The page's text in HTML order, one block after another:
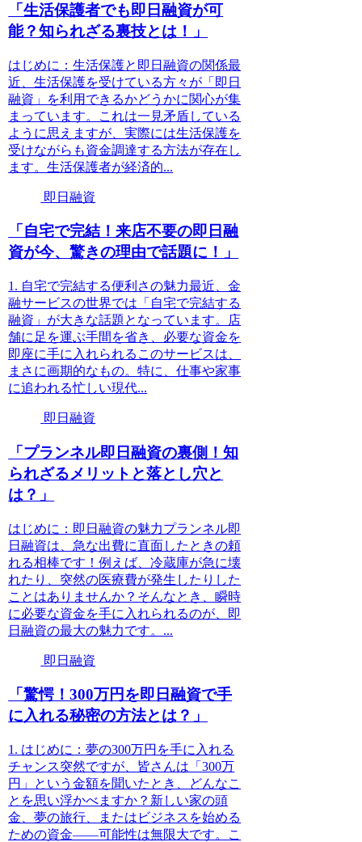
「生活保護者でも即日融資が可
能？知られざる裏技とは！」
はじめに：生活保護と即日融資の関係最
近、生活保護を受けている方々が「即日
融資」を利用できるかどうかに関心が集
まっています。これは一見矛盾している
ように思えますが、実際には生活保護を
受けながらも資金調達する方法が存在し
ます。生活保護者が経済的...
即日融資
「自宅で完結！来店不要の即日融
資が今、驚きの理由で話題に！」
1. 自宅で完結する便利さの魅力最近、金
融サービスの世界では「自宅で完結する
融資」が大きな話題となっています。店
舗に足を運ぶ手間を省き、必要な資金を
即座に手に入れられるこのサービスは、
まさに画期的なもの。特に、仕事や家事
に追われる忙しい現代...
即日融資
「プランネル即日融資の裏側！知
られざるメリットと落とし穴と
は？」
はじめに：即日融資の魅力プランネル即
日融資は、急な出費に直面したときの頼
れる相棒です！例えば、冷蔵庫が急に壊
れたり、突然の医療費が発生したりした
ことはありませんか？そんなとき、瞬時
に必要な資金を手に入れられるのが、即
日融資の最大の魅力です。...
即日融資
「驚愕！300万円を即日融資で手
に入れる秘密の方法とは？」
1. はじめに：夢の300万円を手に入れる
チャンス突然ですが、皆さんは「300万
円」という金額を聞いたとき、どんなこ
とを思い浮かべますか？新しい家の頭
金、夢の旅行、またはビジネスを始める
ための資金——可能性は無限大です。こ